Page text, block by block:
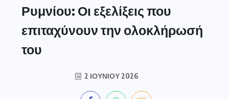
Ρυμνίου: Οι εξελίξεις που
επιταχύνουν την ολοκλήρωσή
του
2 ΙΟΥΝΊΟΥ 2026